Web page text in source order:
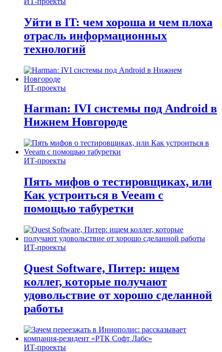
Уйти в IT: чем хороша и чем плоха
отрасль информационных
технологий
ИТ-проекты
Harman: IVI системы под Android в
Нижнем Новгороде
ИТ-проекты
Пять мифов о тестировщиках, или
Как устроиться в Veeam с
помощью табуретки
ИТ-проекты
Quest Software, Питер: ищем
коллег, которые получают
удовольствие от хорошо сделанной
работы
ИТ-проекты